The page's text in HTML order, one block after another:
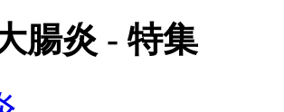
腸炎 - 特集